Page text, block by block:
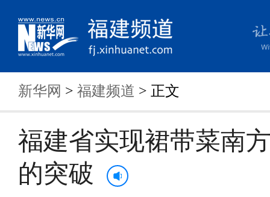
新华网 > 福建频道 > 正文
福建省实现裙带菜南
的突破